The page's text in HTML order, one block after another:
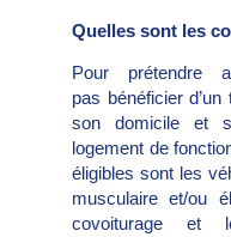
Quelles sont les
Pour
pas bénéficier
son domicile et
logement de
éligibles sont les
musculaire et/ou
covoiturage et